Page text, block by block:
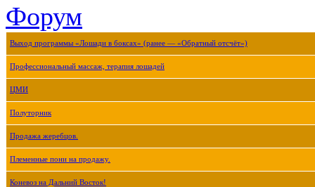
Форум
Выход программы «Лошади в боксах» (ранее — «Обратный отсчёт»)
Профессиональный массаж, терапия лошадей
ЦМИ
Полуторник
Продажа жеребцов.
Племенные пони на продажу.
Коневоз на Дальний Восток!